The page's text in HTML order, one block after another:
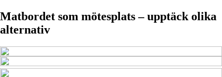
Matbordet som mötesplats – upptäck olika
alternativ